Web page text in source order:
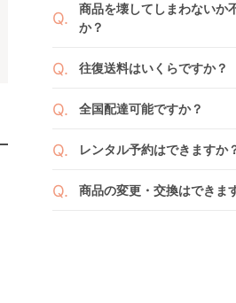
くか、もしくは6ヶ月レン
い。
す。
新品商品はメーカーから仕
ます。
ざいます。その際、メーカ
せていただく場合がござい
す。
商品を壊してしまわないか
か？
ご注文時に商品と一緒にカ
２つのプランごとに補償内
往復送料はいくらですか？
ページから住所を入力する
全国配達可能ですか？
※空港への配達はご対応で
レンタル予約はできますか
商品のご注文時にご希望の
商品の変更・交換はできま